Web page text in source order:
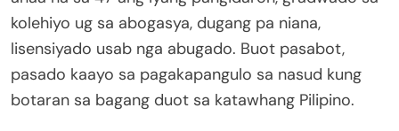
kolehiyo ug sa abogasya, dugang pa niana,
lisensiyado usab nga abugado. Buot pasabot,
pasado kaayo sa pagakapangulo sa nasud kung
botaran sa bagang duot sa katawhang Pilipino.